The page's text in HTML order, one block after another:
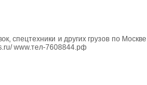
спецтехники и других грузов по Москве
www.тел-7608844.рф